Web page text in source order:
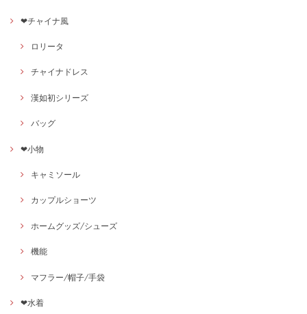
❤チャイナ風
ロリータ
チャイナドレス
漢如初シリーズ
バッグ
❤小物
キャミソール
カップルショーツ
ホームグッズ/シューズ
機能
マフラー/帽子/手袋
❤水着